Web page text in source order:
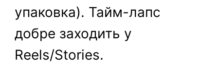
упаковка). Тайм-лапс
добре заходить у
Reels/Stories.